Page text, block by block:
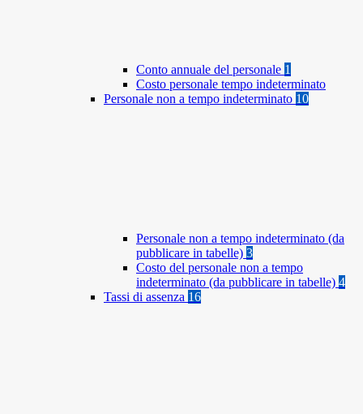
Conto annuale del personale 1
Costo personale tempo indeterminato
Personale non a tempo indeterminato 10
Personale non a tempo indeterminato (da
pubblicare in tabelle) 3
Costo del personale non a tempo
indeterminato (da pubblicare in tabelle) 4
Tassi di assenza 16